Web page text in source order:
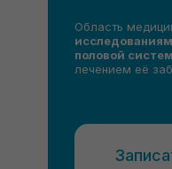
Область
половой
лечением её